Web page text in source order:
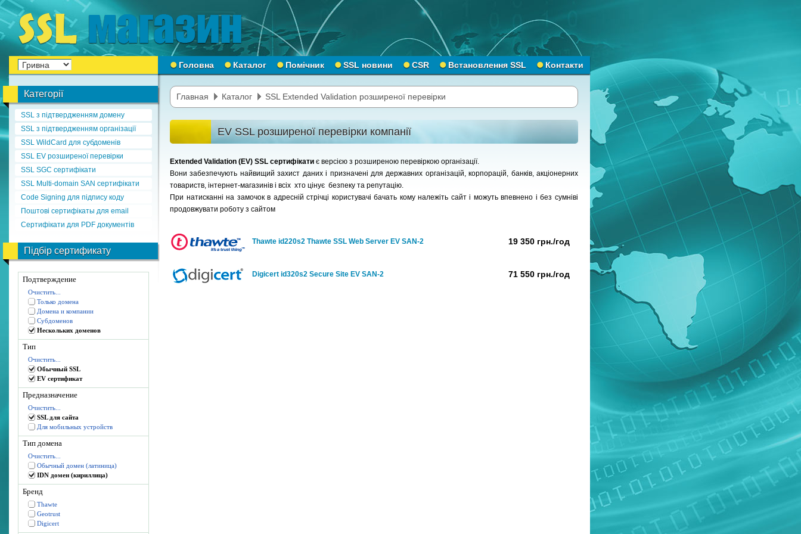
Головна Каталог Помічник SSL новини CSR Встановлення SSL Контакти
Категорії
SSL з підтвердженням домену
SSL з підтвердженням організації
SSL WildCard для субдоменів
SSL EV розширеної перевірки
SSL SGC сертифікати
SSL Multi-domain SAN сертифікати
Code Signing для підпису коду
Поштові сертифікаты для email
Сертифікати для PDF документів
Підбір сертификату
Подтверждение
Очистить...
Только домена
Домена и компании
Субдоменов
Нескольких доменов
Тип
Очистить...
Обычный SSL
EV сертификат
Предназначение
Очистить...
SSL для сайта
Для мобильных устройств
Тип домена
Очистить...
Обычный домен (латиница)
IDN домен (кириллица)
Бренд
Thawte
Geotrust
Digicert
Главная Каталог SSL Extended Validation розширеної перевірки
EV SSL розширеної перевірки компанії
Extended Validation (EV) SSL сертифікати є версією з розширеною перевіркою організації.
Вони забезпечують найвищий захист даних і призначені для державних організацій, корпорацій, банків, акціонерних
товариств, інтернет-магазинів і всіх хто цінує безпеку та репутацію.
При натисканні на замочок в адресній стрічці користувачі бачать кому належіть сайт і можуть впевнено і без сумніві
продовжувати роботу з сайтом
Thawte id220s2 Thawte SSL Web Server EV SAN-2 19 350 грн./год
Digicert id320s2 Secure Site EV SAN-2 71 550 грн./год